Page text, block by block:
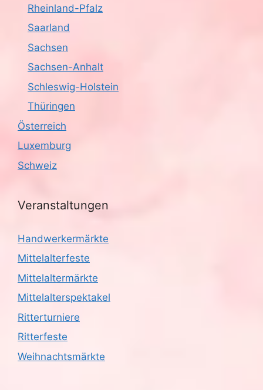
Rheinland-Pfalz
Saarland
Sachsen
Sachsen-Anhalt
Schleswig-Holstein
Thüringen
Österreich
Luxemburg
Schweiz
Veranstaltungen
Handwerkermärkte
Mittelalterfeste
Mittelaltermärkte
Mittelalterspektakel
Ritterturniere
Ritterfeste
Weihnachtsmärkte